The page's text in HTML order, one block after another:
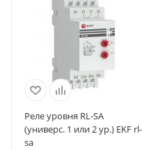
Реле уровня RL-SA
(универс. 1 или 2 ур.) EKF rl-
sa